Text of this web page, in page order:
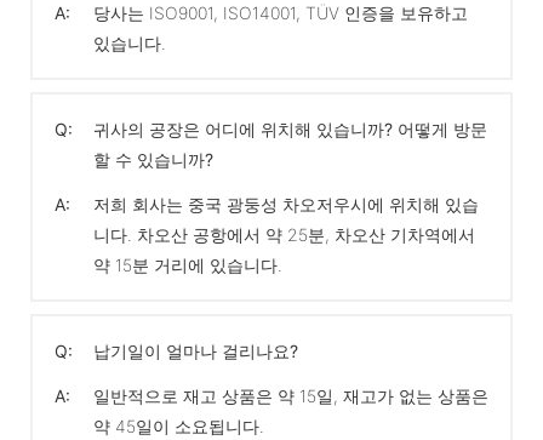
A:
당사는 ISO9001, ISO14001, TÜV 인증을 보유하고
있습니다.
Q:
귀사의 공장은 어디에 위치해 있습니까? 어떻게 방문
할 수 있습니까?
A:
저희 회사는 중국 광둥성 차오저우시에 위치해 있습
니다. 차오산 공항에서 약 25분, 차오산 기차역에서
약 15분 거리에 있습니다.
Q: 납기일이 얼마나 걸리나요?
A:
일반적으로 재고 상품은 약 15일, 재고가 없는 상품은
약 45일이 소요됩니다.